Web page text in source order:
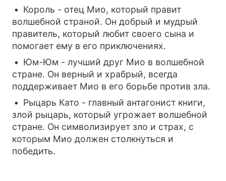
Король - отец Мио, который правит
волшебной страной. Он добрый и мудрый
правитель, который любит своего сына и
помогает ему в его приключениях.
Юм-Юм - лучший друг Мио в волшебной
стране. Он верный и храбрый, всегда
поддерживает Мио в его борьбе против зла.
Рыцарь Като - главный антагонист книги,
злой рыцарь, который угрожает волшебной
стране. Он символизирует зло и страх, с
которым Мио должен столкнуться и
победить.